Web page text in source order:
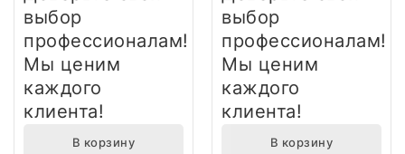
выбор
профессионалам!
Мы ценим
каждого
клиента!
В корзину
выбор
профессионалам!
Мы ценим
каждого
клиента!
В корзину